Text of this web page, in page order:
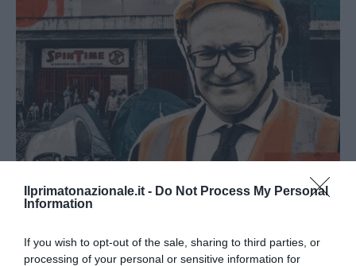
Ilprimatonazionale.it - Do Not Process My Personal
Information
If you wish to opt-out of the sale, sharing to third parties, or
processing of your personal or sensitive information for
Spin Time, l’antifascismo commensale della Roma
7 Agosto 2026